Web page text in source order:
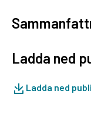
Ladda ned
Ladda ned